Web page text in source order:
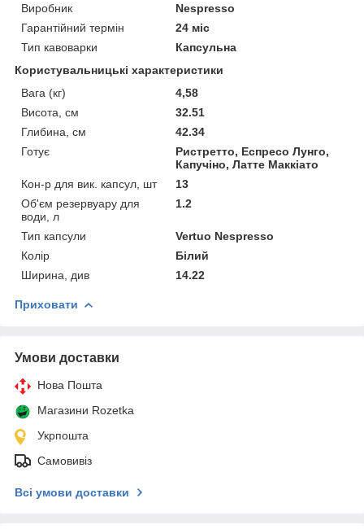
Виробник
Nespresso
Гарантійний термін
24 міс
Тип кавоварки
Капсульна
Користувальницькі характеристики
Вага (кг)
4,58
Висота, см
32.51
Глибина, см
42.34
Готує
Ристретто, Еспресо Лунго,
Капучіно, Латте Маккіато
Кон-р для вик. капсул, шт
13
Об'єм резервуару для
води, л
1.2
Тип капсули
Vertuo Nespresso
Колір
Білий
Ширина, див
14.22
Приховати
Умови доставки
Нова Пошта
Магазини Rozetka
Укрпошта
Самовивіз
Всі умови доставки